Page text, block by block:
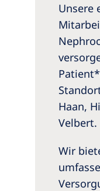
Unsere
Haan,
Velbert.
Wir